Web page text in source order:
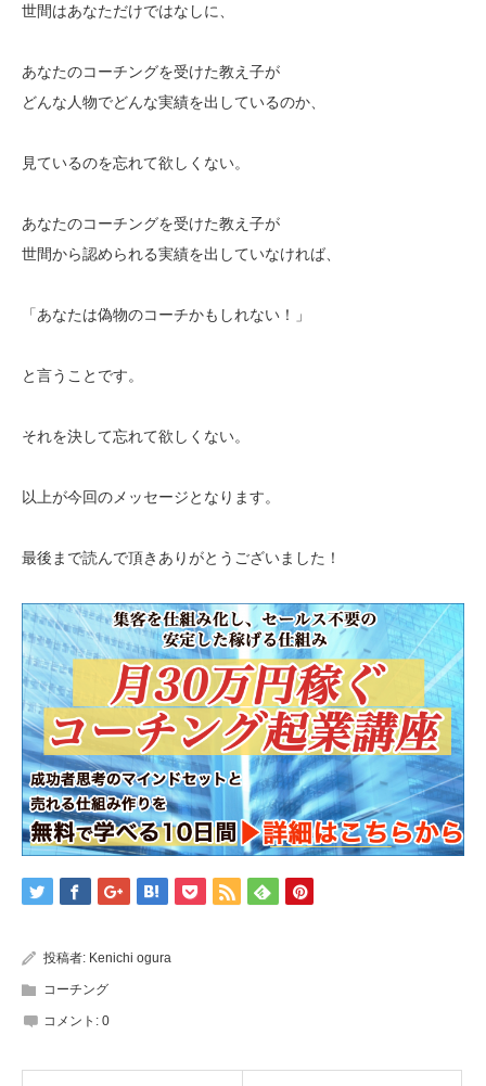
世間はあなただけではなしに、
あなたのコーチングを受けた教え子が
どんな人物でどんな実績を出しているのか、
見ているのを忘れて欲しくない。
あなたのコーチングを受けた教え子が
世間から認められる実績を出していなければ、
「あなたは偽物のコーチかもしれない！」
と言うことです。
それを決して忘れて欲しくない。
以上が今回のメッセージとなります。
最後まで読んで頂きありがとうございました！
投稿者: Kenichi ogura
コーチング
コメント: 0